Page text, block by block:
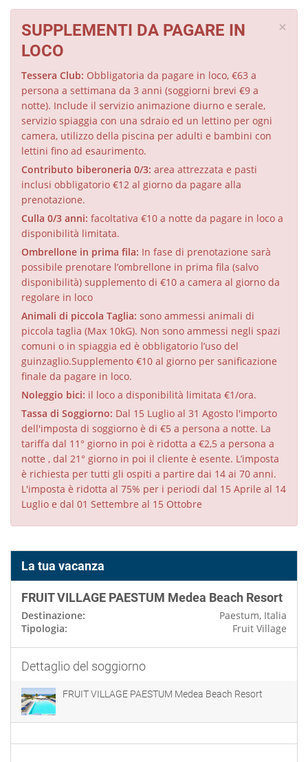
×
SUPPLEMENTI DA PAGARE IN
LOCO
Tessera Club: Obbligatoria da pagare in loco, €63 a
persona a settimana da 3 anni (soggiorni brevi €9 a
notte). Include il servizio animazione diurno e serale,
servizio spiaggia con una sdraio ed un lettino per ogni
camera, utilizzo della piscina per adulti e bambini con
lettini fino ad esaurimento.
Contributo biberoneria 0/3: area attrezzata e pasti
inclusi obbligatorio €12 al giorno da pagare alla
prenotazione.
Culla 0/3 anni: facoltativa €10 a notte da pagare in loco a
disponibilità limitata.
Ombrellone in prima fila: In fase di prenotazione sarà
possibile prenotare l’ombrellone in prima fila (salvo
disponibilità) supplemento di €10 a camera al giorno da
regolare in loco
Animali di piccola Taglia: sono ammessi animali di
piccola taglia (Max 10kG). Non sono ammessi negli spazi
comuni o in spiaggia ed è obbligatorio l’uso del
guinzaglio.Supplemento €10 al giorno per sanificazione
finale da pagare in loco.
Noleggio bici: il loco a disponibilità limitata €1/ora.
Tassa di Soggiorno: Dal 15 Luglio al 31 Agosto l'importo
dell'imposta di soggiorno è di €5 a persona a notte. La
tariffa dal 11° giorno in poi è ridotta a €2,5 a persona a
notte , dal 21° giorno in poi il cliente è esente. L’imposta
è richiesta per tutti gli ospiti a partire dai 14 ai 70 anni.
L'imposta è ridotta al 75% per i periodi dal 15 Aprile al 14
Luglio e dal 01 Settembre al 15 Ottobre
La tua vacanza
FRUIT VILLAGE PAESTUM Medea Beach Resort
Destinazione:
Paestum, Italia
Tipologia:
Fruit Village
Dettaglio del soggiorno
FRUIT VILLAGE PAESTUM Medea Beach Resort